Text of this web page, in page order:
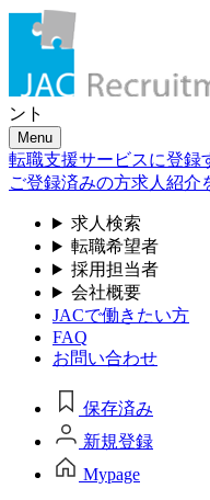
ント
Menu
転職支援サービスに登録
ご登録済みの方求人紹介
求人検索
転職希望者
採用担当者
会社概要
JACで働きたい方
FAQ
お問い合わせ
保存済み
新規登録
Mypage